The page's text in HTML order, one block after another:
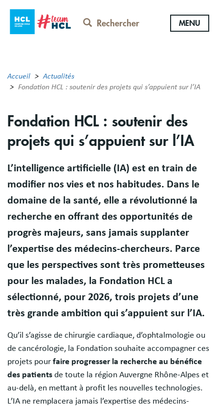
contenu
Rechercher MENU
Accueil
Actualités
Fondation HCL : soutenir des projets qui s’appuient sur l’IA
Fondation HCL : soutenir des
projets qui s’appuient sur l’IA
L’intelligence artificielle (IA) est en train de
modifier nos vies et nos habitudes. Dans le
domaine de la santé, elle a révolutionné la
recherche en offrant des opportunités de
progrès majeurs, sans jamais supplanter
l’expertise des médecins-chercheurs. Parce
que les perspectives sont très prometteuses
pour les malades, la Fondation HCL a
sélectionné, pour 2026, trois projets d’une
très grande ambition qui s’appuient sur l’IA.
Qu’il s’agisse de chirurgie cardiaque, d’ophtalmologie ou
de cancérologie, la Fondation souhaite accompagner ces
projets pour faire progresser la recherche au bénéfice
des patients de toute la région Auvergne Rhône-Alpes et
au-delà, en mettant à profit les nouvelles technologies.
L’IA ne remplacera jamais l’expertise des médecins-